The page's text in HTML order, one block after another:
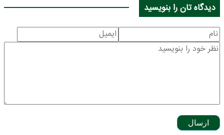
دیدگاه تان را بنویسید
ارسال